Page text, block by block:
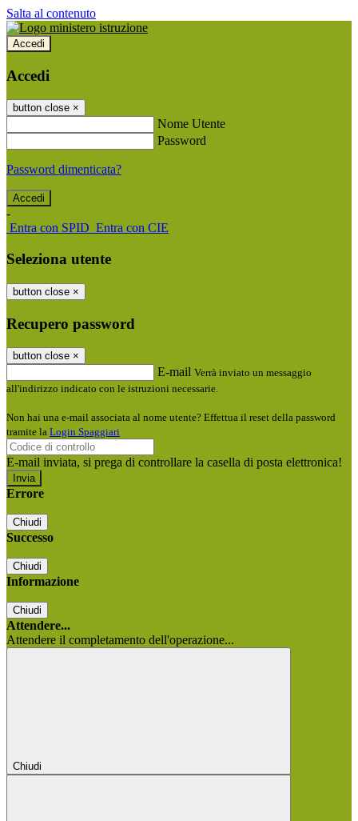
Salta al contenuto
Accedi
Accedi
button close ×
Nome Utente
Password
Password dimenticata?
-
Entra con SPID Entra con CIE
Seleziona utente
button close ×
Recupero password
button close ×
E-mail Verrà inviato un messaggio
all'indirizzo indicato con le istruzioni necessarie.
Non hai una e-mail associata al nome utente? Effettua il reset della password
tramite la Login Spaggiari
E-mail inviata, si prega di controllare la casella di posta elettronica!
Errore
Chiudi
Successo
Chiudi
Informazione
Chiudi
Attendere...
Attendere il completamento dell'operazione...
Chiudi